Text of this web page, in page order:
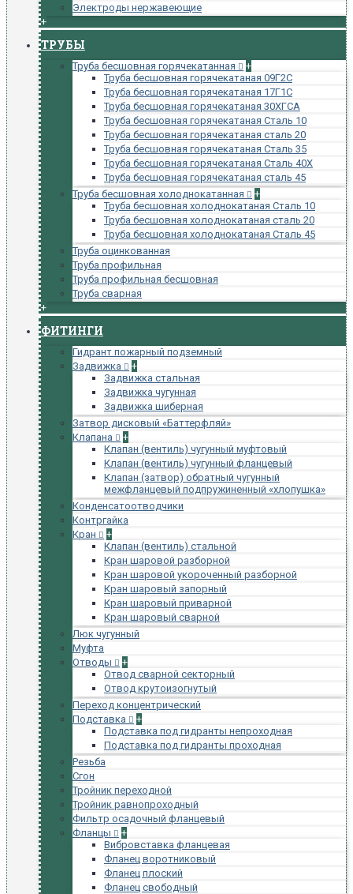
Электроды нержавеющие
+
ТРУБЫ
Труба бесшовная горячекатанная
+
Труба бесшовная горячекатаная 09Г2С
Труба бесшовная горячекатаная 17Г1С
Труба бесшовная горячекатаная 30ХГСА
Труба бесшовная горячекатаная Сталь 10
Труба бесшовная горячекатаная сталь 20
Труба бесшовная горячекатаная Сталь 35
Труба бесшовная горячекатаная Сталь 40Х
Труба бесшовная горячекатаная сталь 45
Труба бесшовная холоднокатанная
+
Труба бесшовная холоднокатаная Сталь 10
Труба бесшовная холоднокатаная сталь 20
Труба бесшовная холоднокатаная Сталь 45
Труба оцинкованная
Труба профильная
Труба профильная бесшовная
Труба сварная
+
ФИТИНГИ
Гидрант пожарный подземный
Задвижка
+
Задвижка стальная
Задвижка чугунная
Задвижка шиберная
Затвор дисковый «Баттерфляй»
Клапана
+
Клапан (вентиль) чугунный муфтовый
Клапан (вентиль) чугунный фланцевый
Клапан (затвор) обратный чугунный
межфланцевый подпружиненный «хлопушка»
Конденсатоотводчики
Контргайка
Кран
+
Клапан (вентиль) стальной
Кран шаровой разборной
Кран шаровой укороченный разборной
Кран шаровый запорный
Кран шаровый приварной
Кран шаровый сварной
Люк чугунный
Муфта
Отводы
+
Отвод сварной секторный
Отвод крутоизогнутый
Переход концентрический
Подставка
+
Подставка под гидранты непроходная
Подставка под гидранты проходная
Резьба
Сгон
Тройник переходной
Тройник равнопроходный
Фильтр осадочный фланцевый
Фланцы
+
Вибровставка фланцевая
Фланец воротниковый
Фланец плоский
Фланец свободный